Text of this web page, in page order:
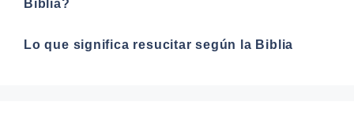
Biblia?
Lo que significa resucitar según la Biblia